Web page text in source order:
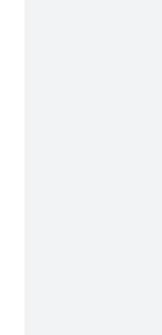
23 Grs Trabex